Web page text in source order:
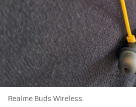
Realme Buds Wireless.